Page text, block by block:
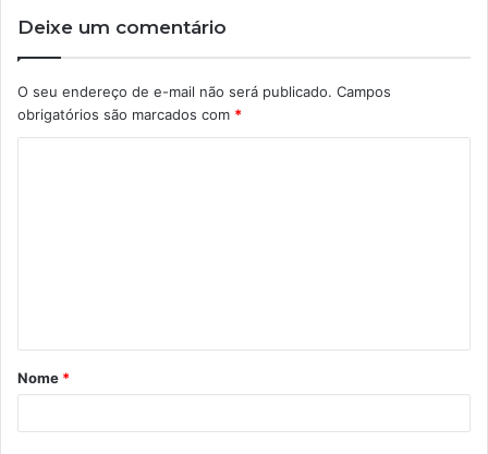
Deixe um comentário
O seu endereço de e-mail não será publicado. Campos
obrigatórios são marcados com *
á
r
Nome *